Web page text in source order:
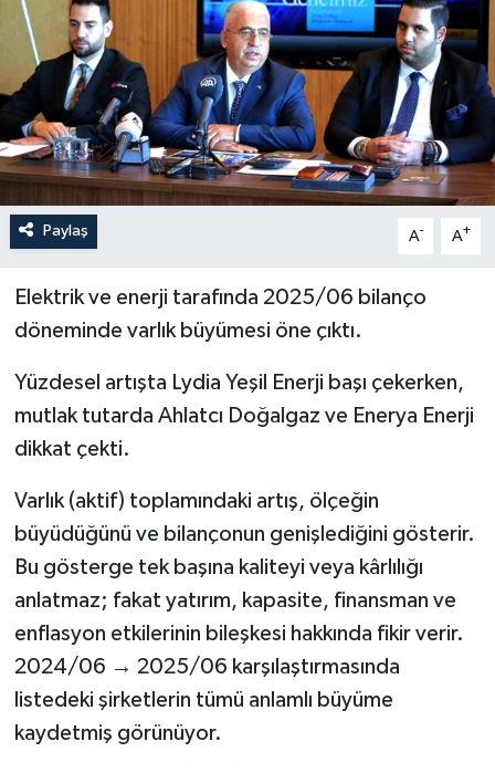
Paylaş A- A+
Elektrik ve enerji tarafında 2025/06 bilanço
döneminde varlık büyümesi öne çıktı.
Yüzdesel artışta Lydia Yeşil Enerji başı çekerken,
mutlak tutarda Ahlatcı Doğalgaz ve Enerya Enerji
dikkat çekti.
Varlık (aktif) toplamındaki artış, ölçeğin
büyüdüğünü ve bilançonun genişlediğini gösterir.
Bu gösterge tek başına kaliteyi veya kârlılığı
anlatmaz; fakat yatırım, kapasite, finansman ve
enflasyon etkilerinin bileşkesi hakkında fikir verir.
2024/06 → 2025/06 karşılaştırmasında
listedeki şirketlerin tümü anlamlı büyüme
kaydetmiş görünüyor.
OTOPARK
TEKNOLOJİ